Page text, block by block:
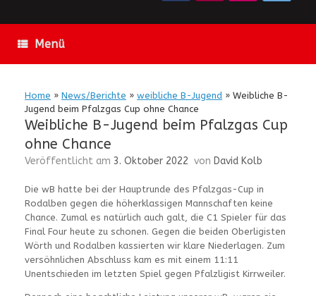
Menü
Home » News/Berichte » weibliche B-Jugend » Weibliche B-
Jugend beim Pfalzgas Cup ohne Chance
Weibliche B-Jugend beim Pfalzgas Cup
ohne Chance
Veröffentlicht am 3. Oktober 2022 von David Kolb
Die wB hatte bei der Hauptrunde des Pfalzgas-Cup in
Rodalben gegen die höherklassigen Mannschaften keine
Chance. Zumal es natürlich auch galt, die C1 Spieler für das
Final Four heute zu schonen. Gegen die beiden Oberligisten
Wörth und Rodalben kassierten wir klare Niederlagen. Zum
versöhnlichen Abschluss kam es mit einem 11:11
Unentschieden im letzten Spiel gegen Pfalzligist Kirrweiler.